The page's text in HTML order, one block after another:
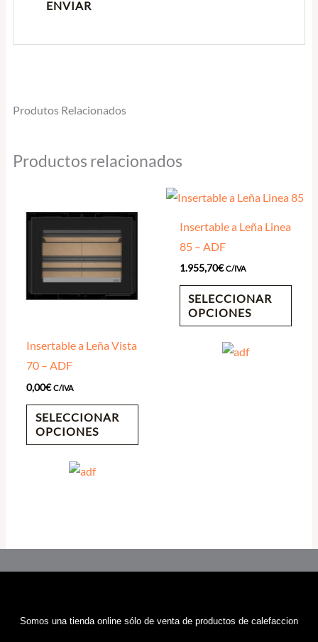
Produtos Relacionados
Productos relacionados
Insertable a Leña Vista
70 – ADF
0,00€ C/IVA
SELECCIONAR
OPCIONES
Insertable a Leña Linea
85 – ADF
1.955,70€ C/IVA
SELECCIONAR
OPCIONES
Somos una tienda online sólo de venta de productos de calefaccion